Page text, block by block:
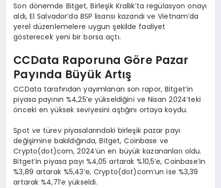
Son dönemde Bitget, Birleşik Krallık’ta regülasyon onayı
aldı, El Salvador’da BSP lisansı kazandı ve Vietnam’da
yerel düzenlemelere uygun şekilde faaliyet
gösterecek yeni bir borsa açtı.
CCData Raporuna Göre Pazar
Payında Büyük Artış
CCData tarafından yayımlanan son rapor, Bitget’in
piyasa payının %4,25’e yükseldiğini ve Nisan 2024’teki
önceki en yüksek seviyesini aştığını ortaya koydu.
Spot ve türev piyasalarındaki birleşik pazar payı
değişimine bakıldığında, Bitget, Coinbase ve
Crypto(dot)com, 2024’ün en büyük kazananları oldu.
Bitget’in piyasa payı %4,05 artarak %10,5’e, Coinbase’in
%3,89 artarak %5,43’e, Crypto(dot)com’un ise %3,39
artarak %4,71’e yükseldi.